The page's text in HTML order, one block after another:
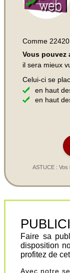
Comme
Vous pouvez
il sera mieux
Celui-ci se
en haut
en haut
ASTUCE : Vos
Faire sa
disposition
profitez de
Avec notre